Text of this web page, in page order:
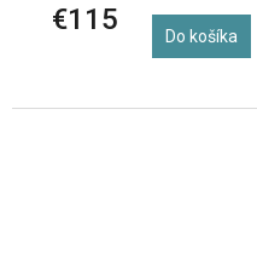
€115 Do košíka